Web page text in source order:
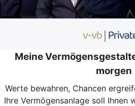
Meine
morgen
Werte bewahren, Chancen
Ihre Vermögensanlage soll Ihnen